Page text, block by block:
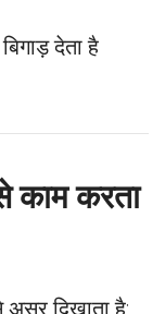
देता है
करता
दिखाता है: